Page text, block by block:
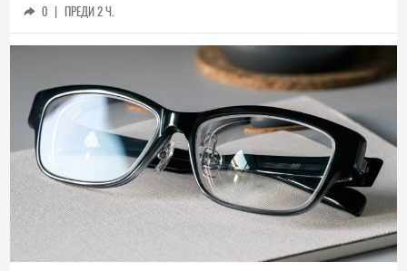
0 | ПРЕДИ 2 Ч.